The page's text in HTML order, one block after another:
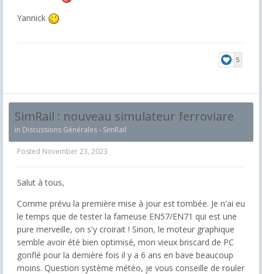
Yannick
5
SimRail : nouveau simulateur ferroviare
in Discussions Générales - SimRail
Posted November 23, 2023
Salut à tous,
Comme prévu la première mise à jour est tombée. Je n'ai eu
le temps que de tester la fameuse EN57/EN71 qui est une
pure merveille, on s'y croirait ! Sinon, le moteur graphique
semble avoir été bien optimisé, mon vieux briscard de PC
gonflé pour la dernière fois il y a 6 ans en bave beaucoup
moins. Question système météo, je vous conseille de rouler